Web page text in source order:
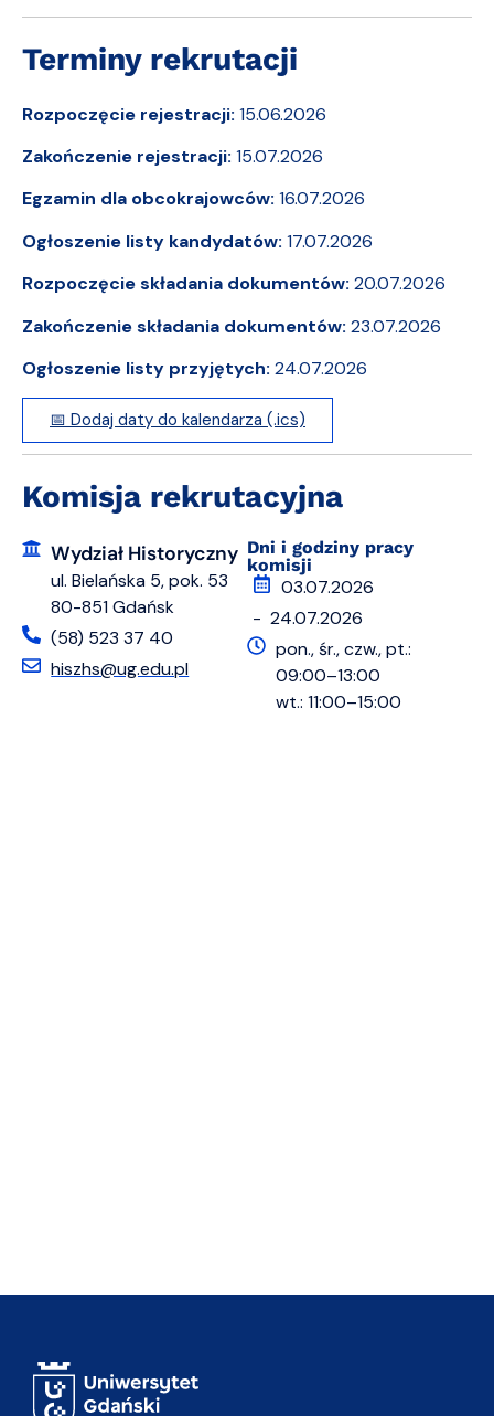
Terminy rekrutacji
Rozpoczęcie rejestracji: 15.06.2026
Zakończenie rejestracji: 15.07.2026
Egzamin dla obcokrajowców: 16.07.2026
Ogłoszenie listy kandydatów: 17.07.2026
Rozpoczęcie składania dokumentów: 20.07.2026
Zakończenie składania dokumentów: 23.07.2026
Ogłoszenie listy przyjętych: 24.07.2026
📅 Dodaj daty do kalendarza (.ics)
Komisja rekrutacyjna
Wydział Historyczny
ul. Bielańska 5, pok. 53
80-851 Gdańsk
(58) 523 37 40
hiszhs@ug.edu.pl
Dni i godziny pracy
komisji
03.07.2026
- 24.07.2026
pon., śr., czw., pt.:
09:00–13:00
wt.: 11:00–15:00